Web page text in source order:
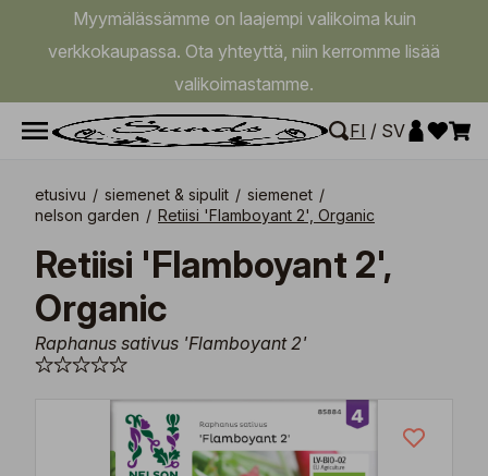
Myymälässämme on laajempi valikoima kuin
verkkokaupassa. Ota yhteyttä, niin kerromme lisää
valikoimastamme.
FI / SV
etusivu / siemenet & sipulit / siemenet /
nelson garden / Retiisi 'Flamboyant 2', Organic
Retiisi 'Flamboyant 2',
Organic
Raphanus sativus 'Flamboyant 2'